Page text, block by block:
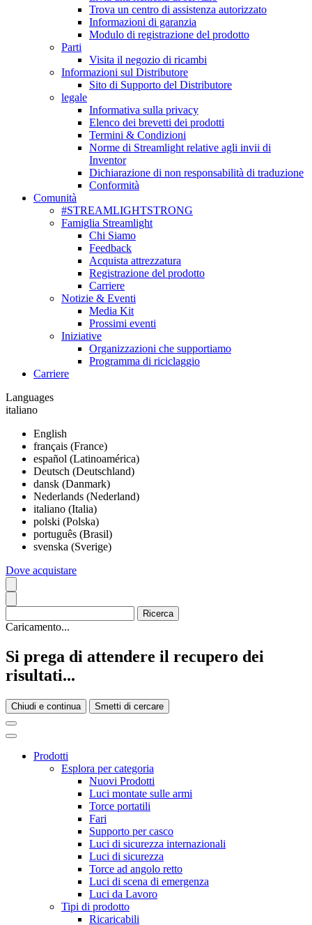
Trova un centro di assistenza autorizzato
Informazioni di garanzia
Modulo di registrazione del prodotto
Parti
Visita il negozio di ricambi
Informazioni sul Distributore
Sito di Supporto del Distributore
legale
Informativa sulla privacy
Elenco dei brevetti dei prodotti
Termini & Condizioni
Norme di Streamlight relative agli invii di
Inventor
Dichiarazione di non responsabilità di traduzione
Conformità
Comunità
#STREAMLIGHTSTRONG
Famiglia Streamlight
Chi Siamo
Feedback
Acquista attrezzatura
Registrazione del prodotto
Carriere
Notizie & Eventi
Media Kit
Prossimi eventi
Iniziative
Organizzazioni che supportiamo
Programma di riciclaggio
Carriere
Languages
italiano
English
français (France)
español (Latinoamérica)
Deutsch (Deutschland)
dansk (Danmark)
Nederlands (Nederland)
italiano (Italia)
polski (Polska)
português (Brasil)
svenska (Sverige)
Dove acquistare
Caricamento...
Si prega di attendere il recupero dei
risultati...
Chiudi e continua Smetti di cercare
Prodotti
Esplora per categoria
Nuovi Prodotti
Luci montate sulle armi
Torce portatili
Fari
Supporto per casco
Luci di sicurezza internazionali
Luci di sicurezza
Torce ad angolo retto
Luci di scena di emergenza
Luci da Lavoro
Tipi di prodotto
Ricaricabili